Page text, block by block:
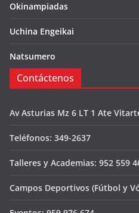
Okinampiadas
Uchina Engeikai
Natsumero
Contáctenos
Av Asturias Mz 6 LT 1 Ate
Teléfonos: 349-2637
Talleres y Academias: 952 559
Campos Deportivos (Fútbol y